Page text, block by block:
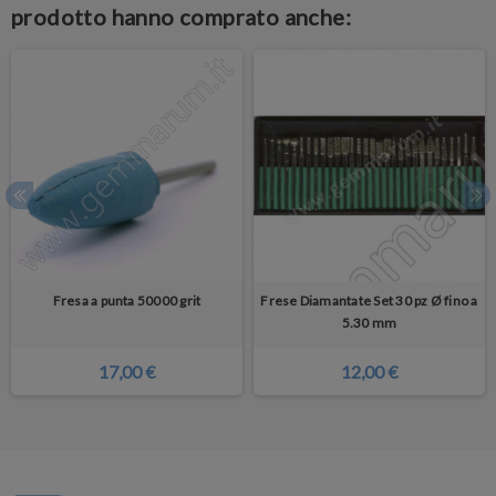
prodotto hanno comprato anche:
Fresa a punta 50000 grit
17,00 €
Frese Diamantate Set 30 pz Ø fino a
5.30 mm
12,00 €